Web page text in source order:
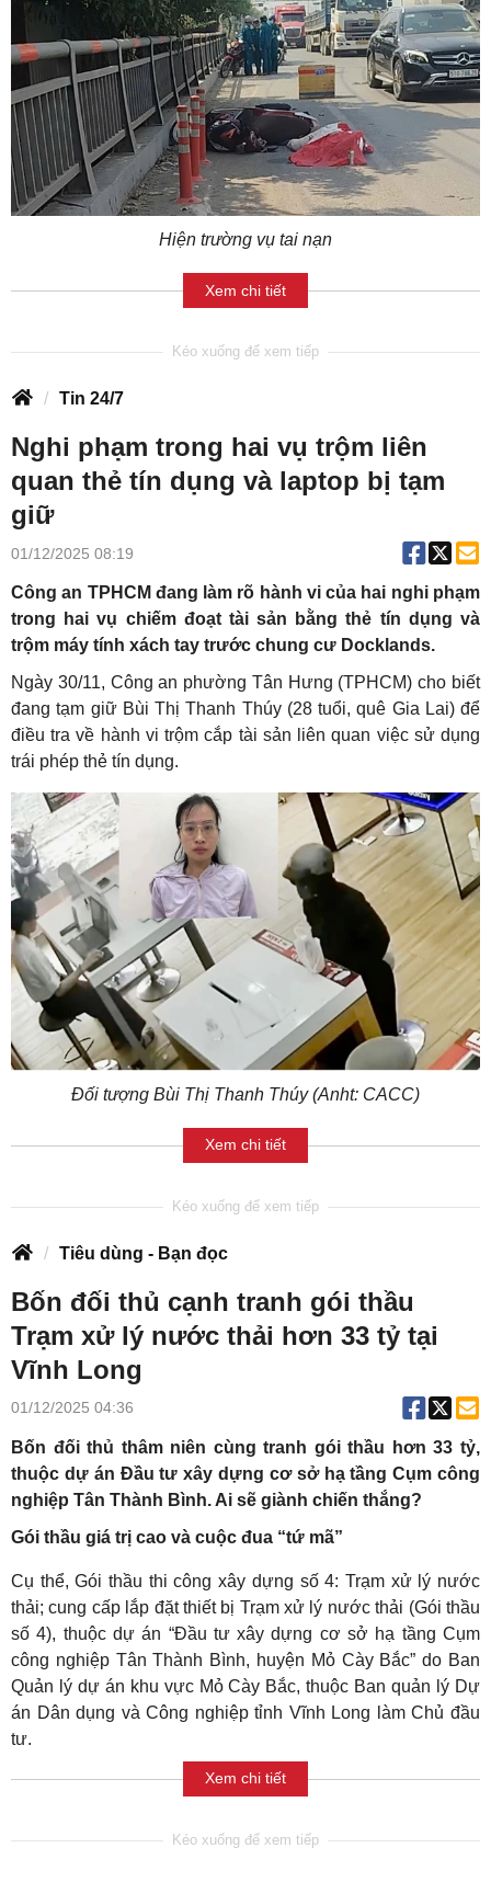
Hiện trường vụ tai nạn
Xem chi tiết
Tin 24/7
Nghi phạm trong hai vụ trộm liên
quan thẻ tín dụng và laptop bị tạm
giữ
01/12/2025 08:19
Công an TPHCM đang làm rõ hành vi của hai nghi phạm
trong hai vụ chiếm đoạt tài sản bằng thẻ tín dụng và
trộm máy tính xách tay trước chung cư Docklands.
Ngày 30/11, Công an phường Tân Hưng (TPHCM) cho biết
đang tạm giữ Bùi Thị Thanh Thúy (28 tuổi, quê Gia Lai) để
điều tra về hành vi trộm cắp tài sản liên quan việc sử dụng
trái phép thẻ tín dụng.
Đối tượng Bùi Thị Thanh Thúy (Anht: CACC)
Xem chi tiết
Tiêu dùng - Bạn đọc
Bốn đối thủ cạnh tranh gói thầu
Trạm xử lý nước thải hơn 33 tỷ tại
Vĩnh Long
01/12/2025 04:36
Bốn đối thủ thâm niên cùng tranh gói thầu hơn 33 tỷ,
thuộc dự án Đầu tư xây dựng cơ sở hạ tầng Cụm công
nghiệp Tân Thành Bình. Ai sẽ giành chiến thắng?
Gói thầu giá trị cao và cuộc đua “tứ mã”
Cụ thể, Gói thầu thi công xây dựng số 4: Trạm xử lý nước
thải; cung cấp lắp đặt thiết bị Trạm xử lý nước thải (Gói thầu
số 4), thuộc dự án “Đầu tư xây dựng cơ sở hạ tầng Cụm
công nghiệp Tân Thành Bình, huyện Mỏ Cày Bắc” do Ban
Quản lý dự án khu vực Mỏ Cày Bắc, thuộc Ban quản lý Dự
án Dân dụng và Công nghiệp tỉnh Vĩnh Long làm Chủ đầu
tư.
Xem chi tiết